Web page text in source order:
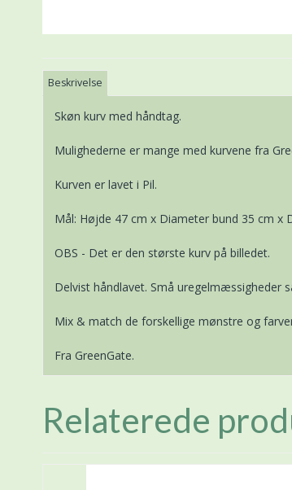
Beskrivelse
Skøn kurv med håndtag.
Mulighederne er mange med kurvene fra
Kurven er lavet i Pil.
Mål: Højde 47 cm x Diameter bund 35 cm x
OBS - Det er den største kurv på billedet.
Delvist håndlavet. Små uregelmæssigheder
Mix & match de forskellige mønstre og
Fra GreenGate.
Relaterede